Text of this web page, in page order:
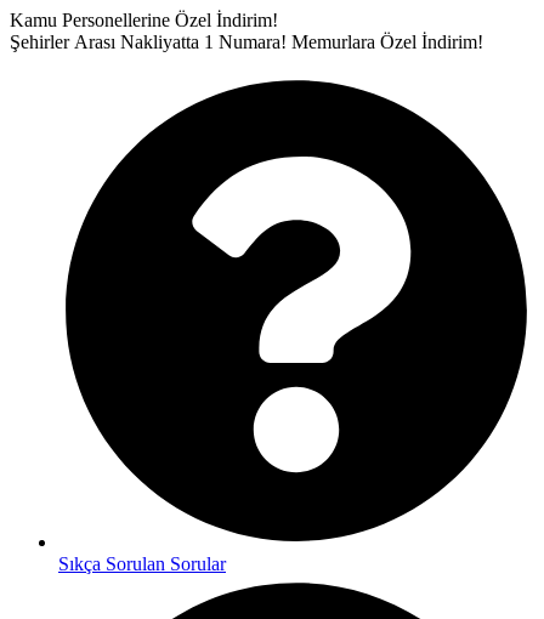
İçeriğe
atla
Kamu Personellerine Özel İndirim!
Şehirler Arası Nakliyatta 1 Numara! Memurlara Özel İndirim!
Sıkça Sorulan Sorular